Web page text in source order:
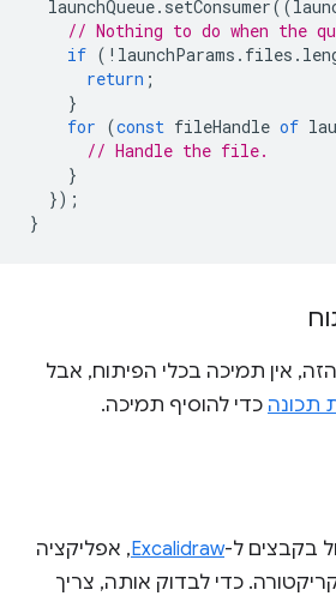
launchQueue. setConsumer((
// Nothing to do when the
if ( ! launchParams . files .
return ;
}
for (const fileHandle of
// Handle the file.
}
});
}
אין תמיכה בכלי הפיתוח, אבל
תכונה כדי להוסיף תמיכה.
בקבצים ל-Excalidraw, אפליקציה
קריקטורה. כדי לבדוק אותה, צריך